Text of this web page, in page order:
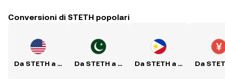
Conversioni di STETH popolari
Da STETH a USD Da STETH a PKR Da STETH a PHP